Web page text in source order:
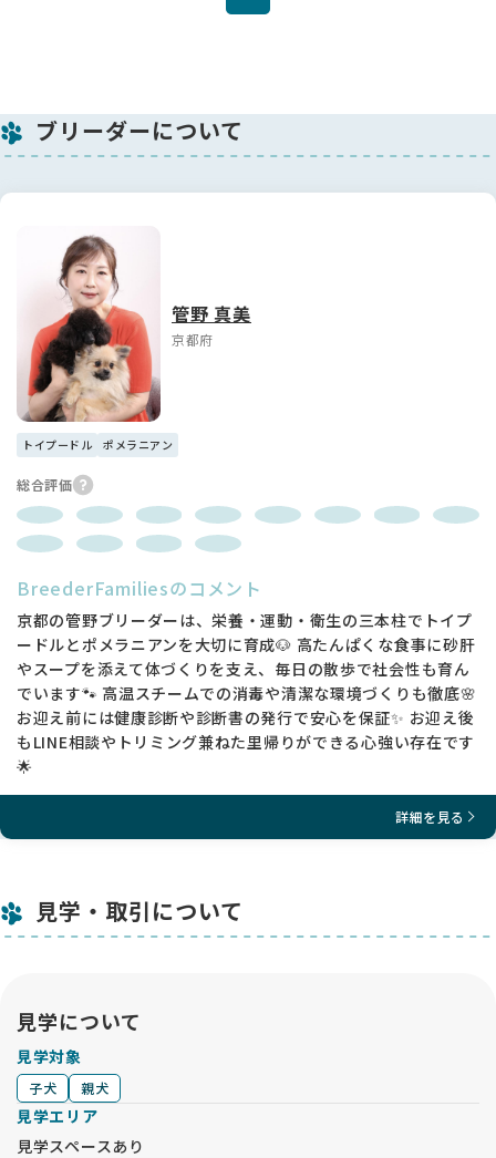
ブリーダーについて
管野 真美
京都府
トイプードル ポメラニアン
総合評価
BreederFamiliesのコメント
京都の管野ブリーダーは、栄養・運動・衛生の三本柱でトイプ
ードルとポメラニアンを大切に育成🐶 高たんぱくな食事に砂肝
やスープを添えて体づくりを支え、毎日の散歩で社会性も育ん
でいます🐾 高温スチームでの消毒や清潔な環境づくりも徹底🌸
お迎え前には健康診断や診断書の発行で安心を保証✨ お迎え後
もLINE相談やトリミング兼ねた里帰りができる心強い存在です
🌟
詳細を見る
見学・取引について
見学について
見学対象
子犬 親犬
見学エリア
見学スペースあり